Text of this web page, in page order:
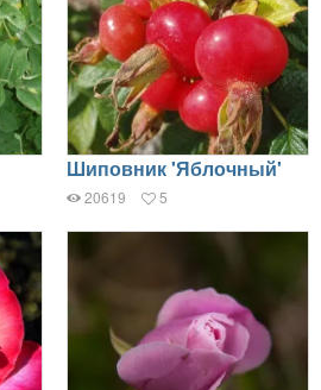
Шиповник 'Яблочный'
20619 5